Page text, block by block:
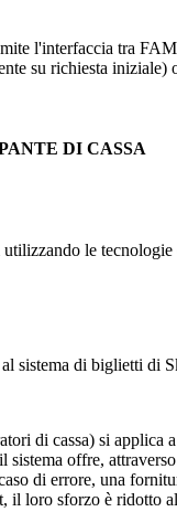
l'interfaccia tra
su richiesta
DI CASSA
le tecnologie
sistema di biglietti
di cassa) si
offre,
di errore, una
il loro sforzo è ridotto